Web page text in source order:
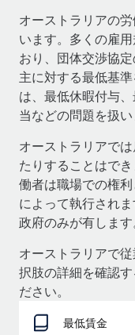
専門家に相談
グローバル人事・
バックグラウン
候補者の選考プロセ
Compliance
コンプライアンス
デバイス管理
ITデバイスを世界規
法人設立
法令順守した法人
従業員の異動をスム
Remote Build
統合とAI自動化
活用事例
給与・人材情報
情報センター
サポートを依頼する
すべてのリソースを
ブログ
グローバル給与処理
EORおよびPEO
契約社員管理
税務
ブログを読む
オーストラリアの
います。多くの雇
おり、団体交渉協
主に対する最低基
は、最低休暇付与
当などの問題を扱い
オーストラリアで
たりすることはで
働者は職場での権
によって執行され
政府のみが有します
オーストラリアで
択肢の詳細を確認
ださい。
最低賃金